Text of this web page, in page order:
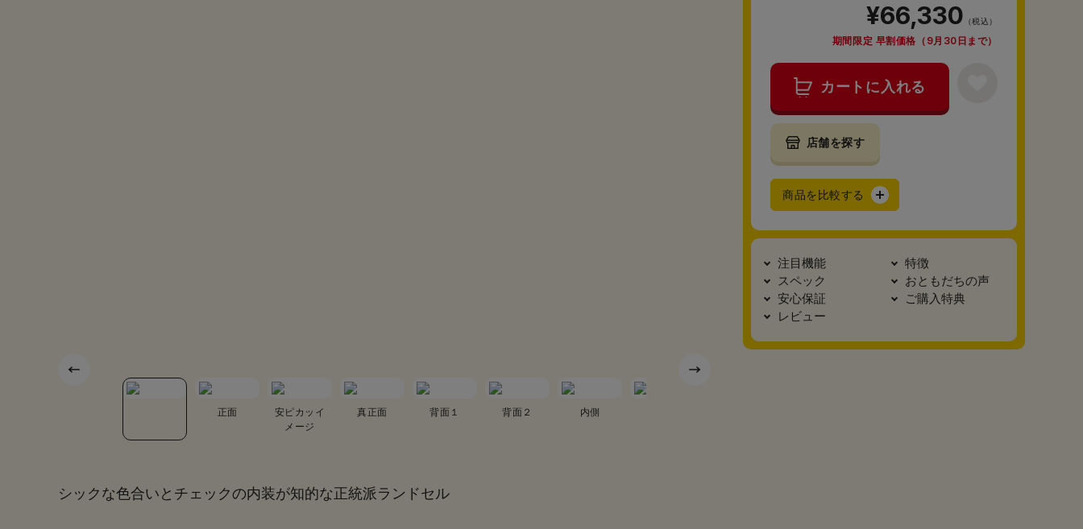
正面
安ピカッイ
メージ
真正面 背面１ 背面２ 内側
シックな色合いとチェックの内装が知的な正統派ランドセル
¥66,330 （税込）
期間限定 早割価格（9月30日まで）
カートに入れる
店舗を探す
商品を比較する
注目機能
特徴
スペック
おともだちの声
安心保証
ご購入特典
レビュー